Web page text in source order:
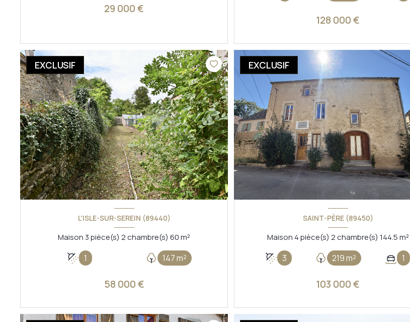
29 000 €
128 000 €
VOIR LE BIEN
EXCLUSIF
L'ISLE-SUR-SEREIN (89440)
Maison 3 pièce(s) 2 chambre(s) 60 m²
1 147 m²
58 000 €
VOIR LE BIEN
EXCLUSIF
SAINT-PÈRE (89450)
Maison 4 pièce(s) 2 chambre(s) 144.5 m²
3 219 m² 1
103 000 €
VOIR LE BIEN